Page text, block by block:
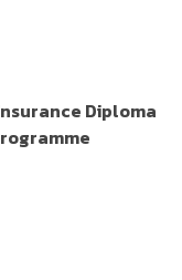
Diploma